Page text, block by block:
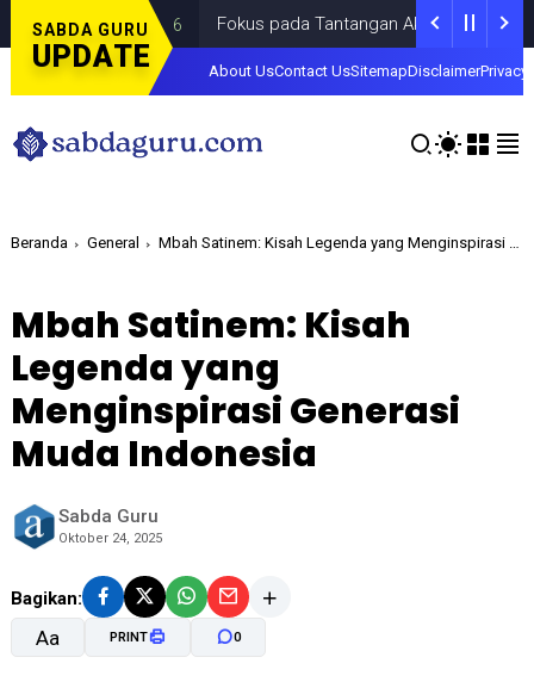
SABDA GURU
UPDATE
Fokus pada Tantangan Akun Tiruan di Dunia
About UsContact UsSitemapDisclaimerPrivacy
Beranda General Mbah Satinem: Kisah Legenda yang Menginspirasi Generasi Muda Indonesia
Mbah Satinem: Kisah
Legenda yang
Menginspirasi Generasi
Muda Indonesia
Sabda Guru
Oktober 24, 2025
Bagikan:
Aa PRINT 0